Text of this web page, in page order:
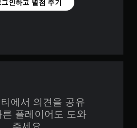
그인하고 별점 주기
에서 의견을 공유
플레이어도 도와